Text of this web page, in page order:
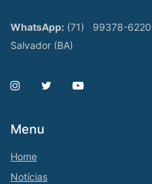
WhatsApp: (71)
99378-6220
Salvador (BA)
Menu
Home
Notícias